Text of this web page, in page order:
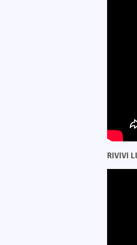
RIVIVI